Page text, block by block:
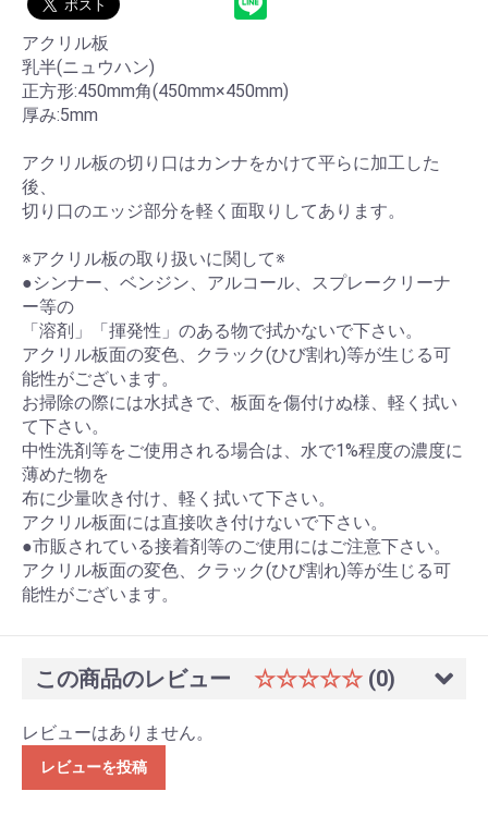
アクリル板
乳半(ニュウハン)
正方形:450mm角(450mm×450mm)
厚み:5mm
アクリル板の切り口はカンナをかけて平らに加工した
後、
切り口のエッジ部分を軽く面取りしてあります。
※アクリル板の取り扱いに関して※
●シンナー、ベンジン、アルコール、スプレークリーナ
ー等の
「溶剤」「揮発性」のある物で拭かないで下さい。
アクリル板面の変色、クラック(ひび割れ)等が生じる可
能性がございます。
お掃除の際には水拭きで、板面を傷付けぬ様、軽く拭い
て下さい。
中性洗剤等をご使用される場合は、水で1%程度の濃度に
薄めた物を
布に少量吹き付け、軽く拭いて下さい。
アクリル板面には直接吹き付けないで下さい。
●市販されている接着剤等のご使用にはご注意下さい。
アクリル板面の変色、クラック(ひび割れ)等が生じる可
能性がございます。
この商品のレビュー ☆☆☆☆☆ (0)
レビューはありません。
レビューを投稿